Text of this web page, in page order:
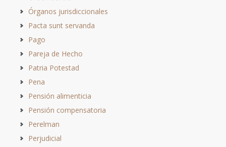
Órganos jurisdiccionales
Pacta sunt servanda
Pago
Pareja de Hecho
Patria Potestad
Pena
Pensión alimenticia
Pensión compensatoria
Perelman
Perjudicial